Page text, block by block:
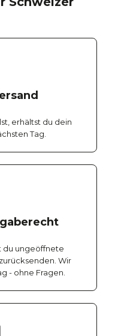
erhältst du dein
Tag.
du ungeöffnete
Wir
- ohne Fragen.